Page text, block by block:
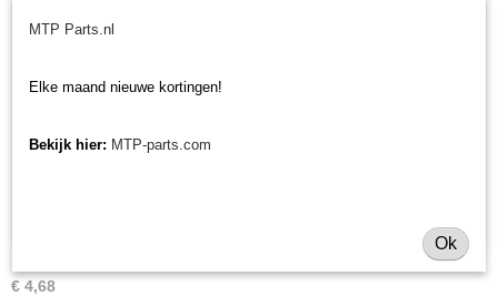
€ 4,68
MTP Parts.nl
Elke maand nieuwe kortingen!
Bekijk hier: MTP-parts.com
Ok